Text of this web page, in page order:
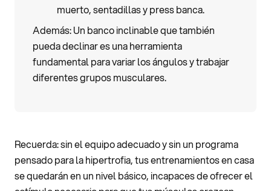
muerto, sentadillas y press banca.
Además: Un banco inclinable que también
pueda declinar es una herramienta
fundamental para variar los ángulos y trabajar
diferentes grupos musculares.
Recuerda: sin el equipo adecuado y sin un programa
pensado para la hipertrofia, tus entrenamientos en casa
se quedarán en un nivel básico, incapaces de ofrecer el